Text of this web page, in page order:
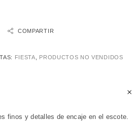
COMPARTIR
FIESTA PRODUCTOS NO VENDIDOS
finos y detalles de encaje en el escote.